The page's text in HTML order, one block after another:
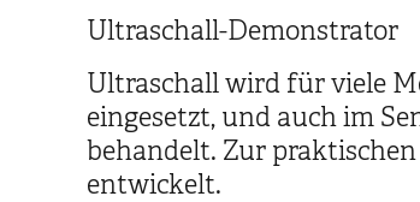
Ultraschall-Demonstrator
Ultraschall wird für viele
eingesetzt, und auch im
behandelt. Zur
entwickelt.